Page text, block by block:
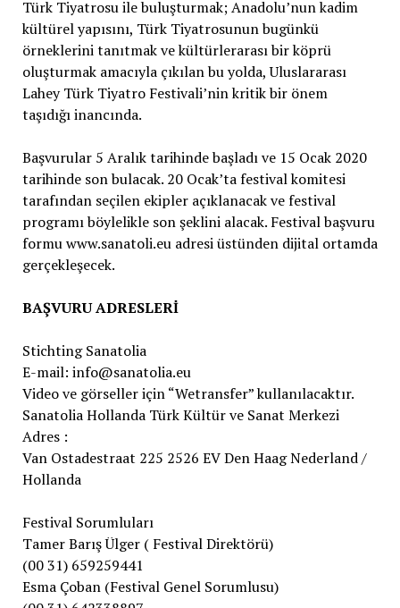
Türk Tiyatrosu ile buluşturmak; Anadolu’nun kadim
kültürel yapısını, Türk Tiyatrosunun bugünkü
örneklerini tanıtmak ve kültürlerarası bir köprü
oluşturmak amacıyla çıkılan bu yolda, Uluslararası
Lahey Türk Tiyatro Festivali’nin kritik bir önem
taşıdığı inancında.
Başvurular 5 Aralık tarihinde başladı ve 15 Ocak 2020
tarihinde son bulacak. 20 Ocak’ta festival komitesi
tarafından seçilen ekipler açıklanacak ve festival
programı böylelikle son şeklini alacak. Festival başvuru
formu www.sanatoli.eu adresi üstünden dijital ortamda
gerçekleşecek.
BAŞVURU ADRESLERİ
Stichting Sanatolia
E-mail: info@sanatolia.eu
Video ve görseller için “Wetransfer” kullanılacaktır.
Sanatolia Hollanda Türk Kültür ve Sanat Merkezi
Adres :
Van Ostadestraat 225 2526 EV Den Haag Nederland /
Hollanda
Festival Sorumluları
Tamer Barış Ülger ( Festival Direktörü)
(00 31) 659259441
Esma Çoban (Festival Genel Sorumlusu)